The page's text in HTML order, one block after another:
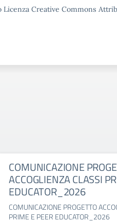
Creative Commons
COMUNICAZIONE
ACCOGLIENZA CLASSI
EDUCATOR_2026
COMUNICAZIONE PROGETTO
PRIME E PEER EDUCATOR_2026